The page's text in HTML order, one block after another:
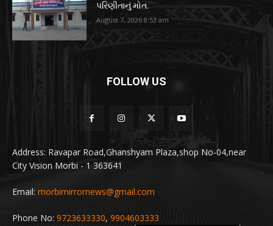
પરિણીતાનું મોત.
August 7, 2026 8:53 am
FOLLOW US
Address: Ravapar Road,Ghanshyam Plaza,shop No-04,near
City Vision Morbi - 1 363641
Email: morbimirrornews@gmail.com
Phone No: 9723633330, 9904603333